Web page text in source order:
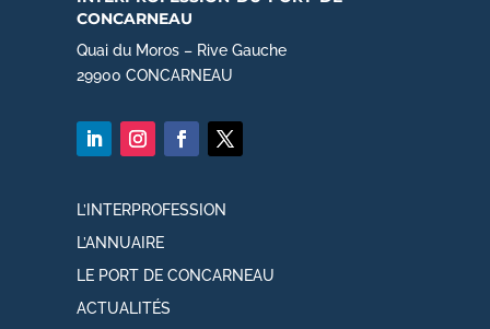
concarneau
Quai du Moros – Rive Gauche
29900 CONCARNEAU
L’INTERPROFESSION
L’ANNUAIRE
LE PORT DE CONCARNEAU
ACTUALITÉS